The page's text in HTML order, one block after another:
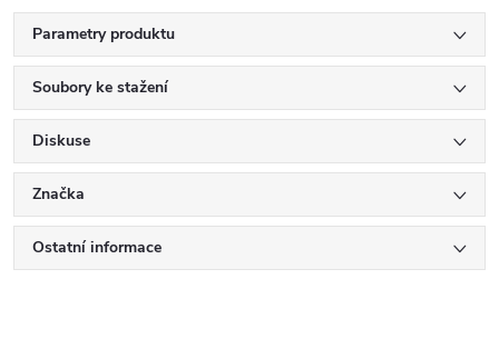
Parametry produktu
Soubory ke stažení
Diskuse
Značka
Ostatní informace